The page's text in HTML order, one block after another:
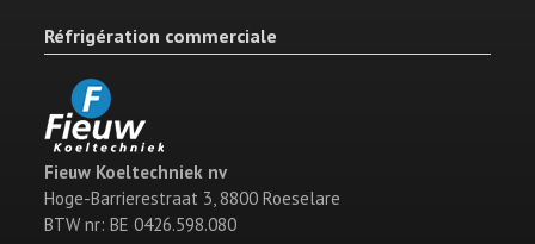
Réfrigération commerciale
Fieuw Koeltechniek nv
Hoge-Barrierestraat 3, 8800 Roeselare
BTW nr: BE 0426.598.080